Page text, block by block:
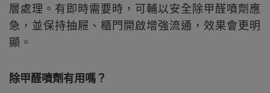
層處理。有即時需要時，可輔以安全除甲醛噴劑應
急，並保持抽屜、櫃門開啟增強流通，效果會更明
顯。
除甲醛噴劑有用嗎？